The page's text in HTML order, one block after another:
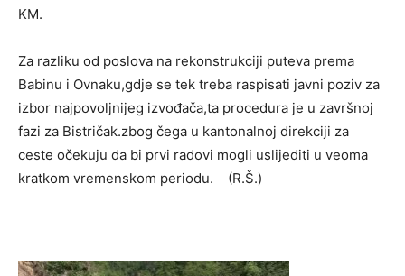
KM.
Za razliku od poslova na rekonstrukciji puteva prema
Babinu i Ovnaku,gdje se tek treba raspisati javni poziv za
izbor najpovoljnijeg izvođača,ta procedura je u završnoj
fazi za Bistričak.zbog čega u kantonalnoj direkciji za
ceste očekuju da bi prvi radovi mogli uslijediti u veoma
kratkom vremenskom periodu. (R.Š.)